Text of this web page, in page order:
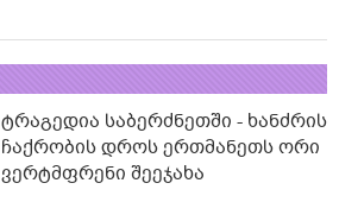
ტრაგედია საბერძნეთში - ხანძრის
ჩაქრობის დროს ერთმანეთს ორი
ვერტმფრენი შეეჯახა